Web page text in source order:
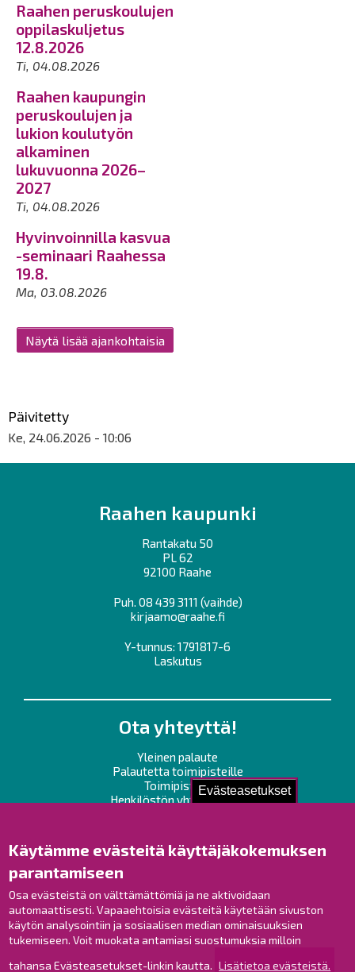
Evästeasetukset
Käytämme evästeitä käyttäjäkokemuksen
parantamiseen
Osa evästeistä on välttämättömiä ja ne aktivoidaan
automaattisesti. Vapaaehtoisia evästeitä käytetään sivuston
käytön analysointiin ja sosiaalisen median ominaisuuksien
tukemiseen. Voit muokata antamiasi suostumuksia milloin
tahansa Evästeasetukset-linkin kautta. Lisätietoa evästeistä.
Raahen peruskoulujen
oppilaskuljetus
12.8.2026
Ti, 04.08.2026
Raahen kaupungin
peruskoulujen ja
lukion koulutyön
alkaminen
lukuvuonna 2026–
2027
Ti, 04.08.2026
Hyvinvoinnilla kasvua
-seminaari Raahessa
19.8.
Ma, 03.08.2026
Näytä lisää ajankohtaisia
Päivitetty
Ke, 24.06.2026 - 10:06
Raahen kaupunki
Rantakatu 50
PL 62
92100 Raahe
Puh. 08 439 3111 (vaihde)
kirjaamo@raahe.fi
Y-tunnus: 1791817-6
Laskutus
Ota yhteyttä!
Yleinen palaute
Palautetta toimipisteille
Toimipisteet
Henkilöstön yhteystiedot
Raahe Facebookissa
Raahe Instagramissa
Raahe LinkedInissä
Raahe YouTubessa